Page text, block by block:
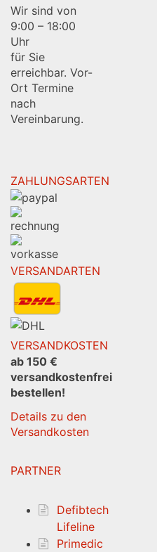
Wir sind von
9:00 – 18:00
Uhr
für Sie
erreichbar. Vor-
Ort Termine
nach
Vereinbarung.
ZAHLUNGSARTEN
VERSANDARTEN
VERSANDKOSTEN
ab 150 €
versandkostenfrei
bestellen!
Details zu den
Versandkosten
PARTNER
Defibtech
Lifeline
Primedic